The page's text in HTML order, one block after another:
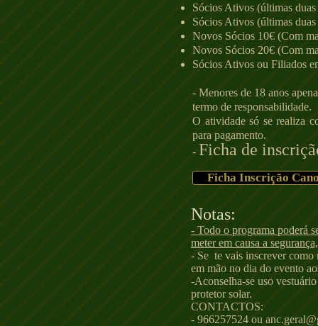
Sócios Ativos (últimas
Sócios Ativos (últimas
Novos Sócios 10€ (Com
Novos Sócios 20€ (Com
Sócios Ativos ou Filiados
- Menores de 18 anos
termo de responsabilidade.
O atividade só se realiza
para pagamento.
- Ficha de
Ficha Inscrição
​​Notas:
- Todo o programa poderá
meter em causa a
- Se te vais inscrever como
em mão no dia do evento
-Aconselha-se uso
protetor solar.
CONTACTOS:
- 966257524 ou